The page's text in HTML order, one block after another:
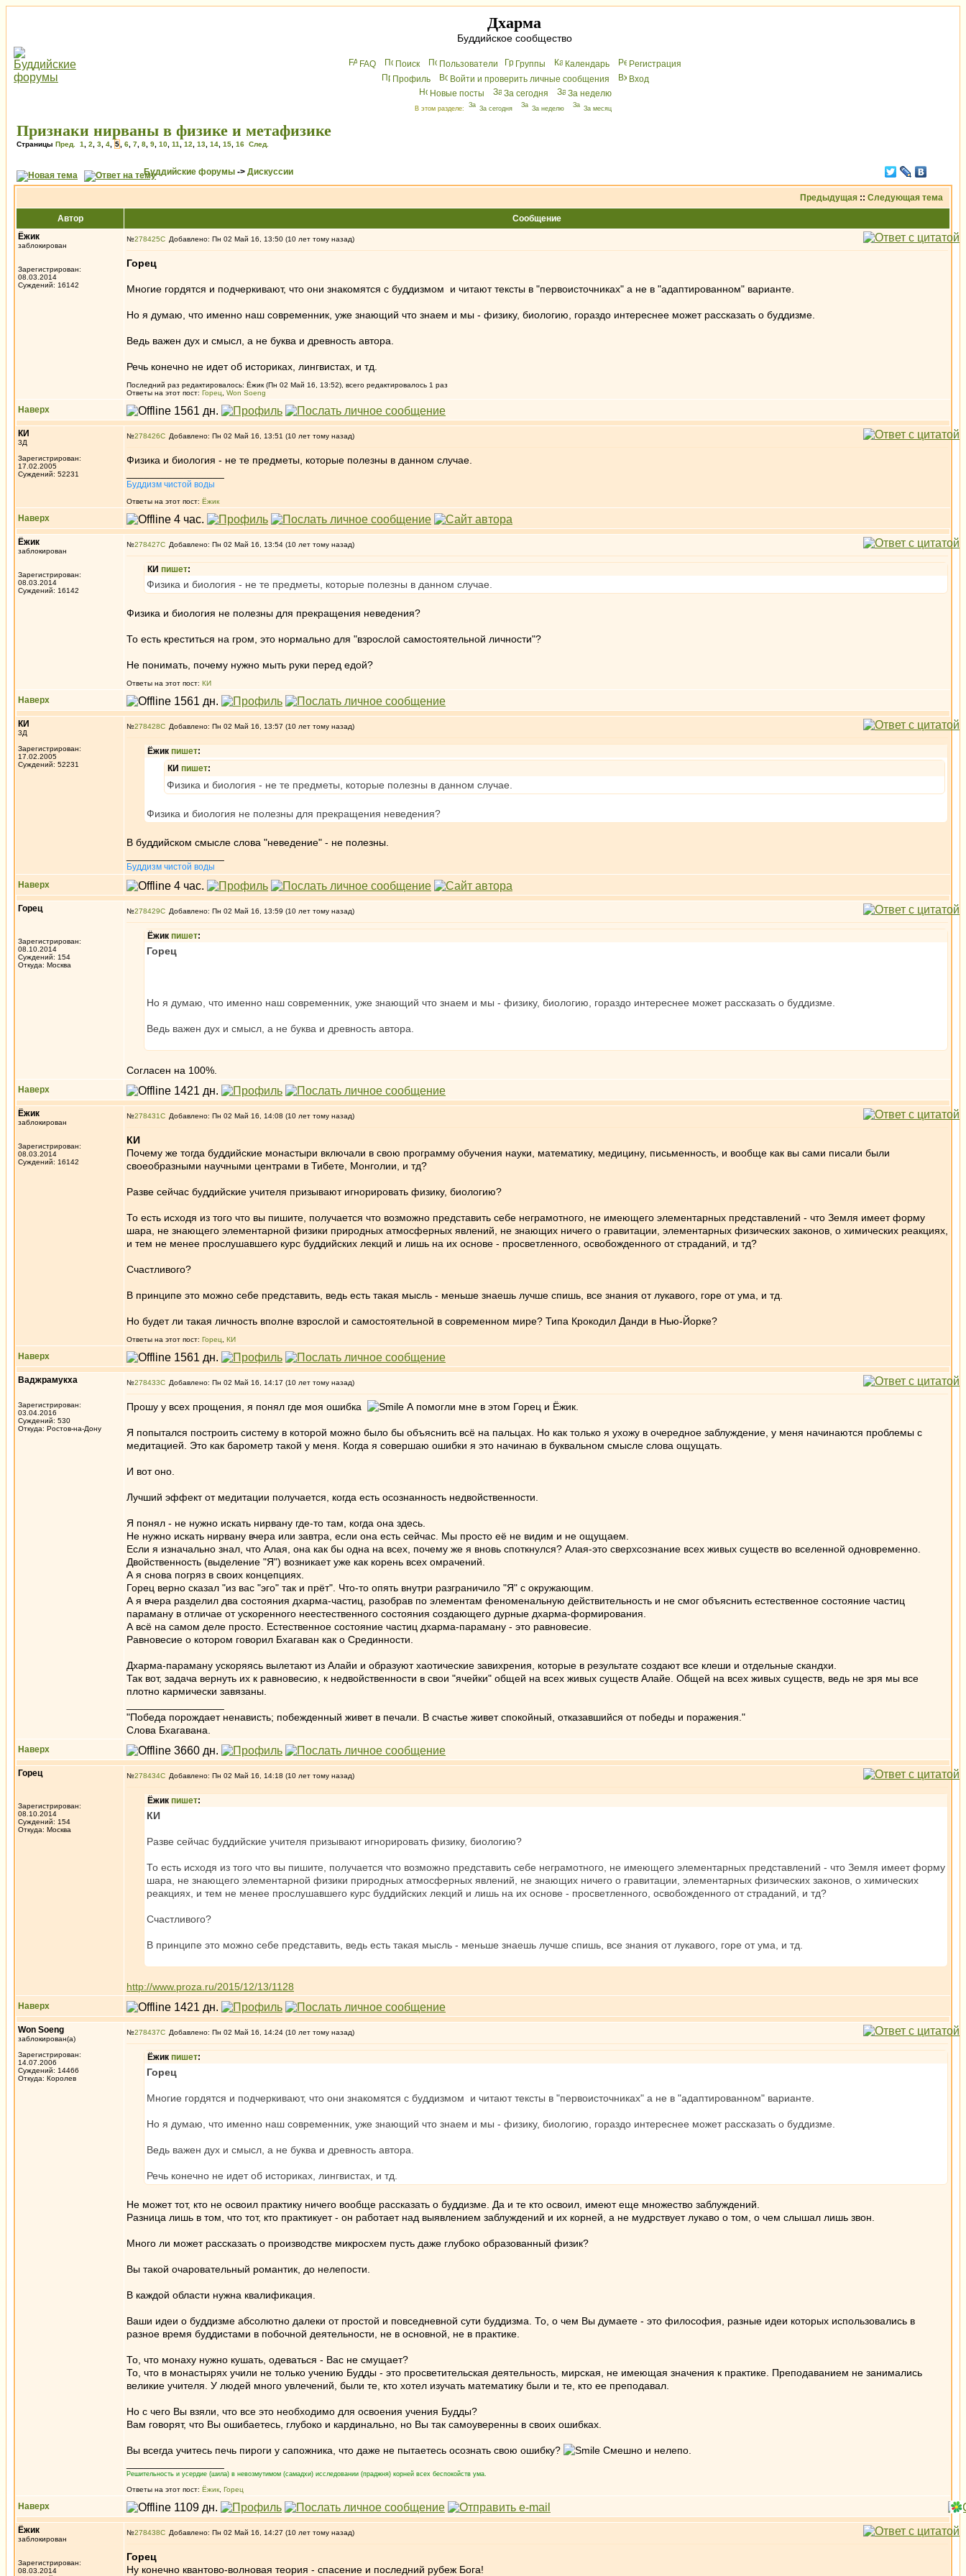
Дхарма
Буддийское сообщество
FAQ Поиск Пользователи Группы Календарь
Peгиcтрaция
Профиль
Войти и проверить личные сообщения
Вхoд
Новые посты
За сегодня За неделю
В этом разделе: За сегодня За неделю За месяц
Признаки нирваны в физике и метафизике
Страницы Пред. 1 2 3 4 5 6 7 8 9 10 11 12 13 14 15 16 След.
Буддийские форумы -> Дискуссии
Предыдущая :: Следующая тема
Автор
Сообщение
Ёжик
заблокирован
Зарегистрирован:
08.03.2014
Суждений: 16142
№278425 Добавлено: Пн 02 Май 16, 13:50 (10 лет тому назад)
Горец
Многие гордятся и подчеркивают, что они знакомятся с буддизмом и читают тексты в "первоисточниках" а не в "адаптированном" варианте.
Но я думаю, что именно наш современник, уже знающий что знаем и мы - физику, биологию, гораздо интереснее может рассказать о буддизме.
Ведь важен дух и смысл, а не буква и древность автора.
Речь конечно не идет об историках, лингвистах, и тд.
Последний раз редактировалось: Ёжик (Пн 02 Май 16, 13:52), всего редактировалось 1 раз
Ответы на этот пост: Горец Won Soeng
Наверх
КИ
3Д
Зарегистрирован:
17.02.2005
Суждений: 52231
№278426 Добавлено: Пн 02 Май 16, 13:51 (10 лет тому назад)
Физика и биология - не те предметы, которые полезны в данном случае.
Буддизм чистой воды
Ответы на этот пост: Ёжик
Наверх
Ёжик
заблокирован
Зарегистрирован:
08.03.2014
Суждений: 16142
№278427 Добавлено: Пн 02 Май 16, 13:54 (10 лет тому назад)
КИ пишет:
Физика и биология - не те предметы, которые полезны в данном случае.
Физика и биология не полезны для прекращения неведения?
То есть креститься на гром, это нормально для "взрослой самостоятельной личности"?
Не понимать, почему нужно мыть руки перед едой?
Ответы на этот пост: КИ
Наверх
КИ
3Д
Зарегистрирован:
17.02.2005
Суждений: 52231
№278428 Добавлено: Пн 02 Май 16, 13:57 (10 лет тому назад)
Ёжик пишет:
КИ пишет:
Физика и биология - не те предметы, которые полезны в данном случае.
Физика и биология не полезны для прекращения неведения?
В буддийском смысле слова "неведение" - не полезны.
Буддизм чистой воды
Наверх
Горец
Зарегистрирован:
08.10.2014
Суждений: 154
Откуда: Москва
№278429 Добавлено: Пн 02 Май 16, 13:59 (10 лет тому назад)
Ёжик пишет:
Горец
Но я думаю, что именно наш современник, уже знающий что знаем и мы - физику, биологию, гораздо интереснее может рассказать о буддизме.
Ведь важен дух и смысл, а не буква и древность автора.
Согласен на 100%.
Наверх
Ёжик
заблокирован
Зарегистрирован:
08.03.2014
Суждений: 16142
№278431 Добавлено: Пн 02 Май 16, 14:08 (10 лет тому назад)
КИ
Почему же тогда буддийские монастыри включали в свою программу обучения науки, математику, медицину, письменность, и вообще как вы сами писали были
своеобразными научными центрами в Тибете, Монголии, и тд?
Разве сейчас буддийские учителя призывают игнорировать физику, биологию?
То есть исходя из того что вы пишите, получается что возможно представить себе неграмотного, не имеющего элементарных представлений - что Земля имеет форму
шара, не знающего элементарной физики природных атмосферных явлений, не знающих ничего о гравитации, элементарных физических законов, о химических реакциях,
и тем не менее прослушавшего курс буддийских лекций и лишь на их основе - просветленного, освобожденного от страданий, и тд?
Счастливого?
В принципе это можно себе представить, ведь есть такая мысль - меньше знаешь лучше спишь, все знания от лукавого, горе от ума, и тд.
Но будет ли такая личность вполне взрослой и самостоятельной в современном мире? Типа Крокодил Данди в Нью-Йорке?
Ответы на этот пост: Горец КИ
Наверх
Ваджрамукха
Зарегистрирован:
03.04.2016
Суждений: 530
Откуда: Ростов-на-Дону
№278433 Добавлено: Пн 02 Май 16, 14:17 (10 лет тому назад)
Прошу у всех прощения, я понял где моя ошибка А помогли мне в этом Горец и Ёжик.
Я попытался построить систему в которой можно было бы объяснить всё на пальцах. Но как только я ухожу в очередное заблуждение, у меня начинаются проблемы с
медитацией. Это как барометр такой у меня. Когда я совершаю ошибки я это начинаю в буквальном смысле слова ощущать.
И вот оно.
Лучший эффект от медитации получается, когда есть осознанность недвойственности.
Я понял - не нужно искать нирвану где-то там, когда она здесь.
Не нужно искать нирвану вчера или завтра, если она есть сейчас. Мы просто её не видим и не ощущаем.
Если я изначально знал, что Алая, она как бы одна на всех, почему же я вновь споткнулся? Алая-это сверхсознание всех живых существ во вселенной одновременно.
Двойственность (выделение "Я") возникает уже как корень всех омрачений.
А я снова погряз в своих концепциях.
Горец верно сказал "из вас "эго" так и прёт". Что-то опять внутри разграничило "Я" с окружающим.
А я вчера разделил два состояния дхарма-частиц, разобрав по элементам феноменальную действительность и не смог объяснить естественное состояние частиц
параману в отличае от ускоренного неестественного состояния создающего дурные дхарма-формирования.
А всё на самом деле просто. Естественное состояние частиц дхарма-параману - это равновесие.
Равновесие о котором говорил Бхагаван как о Срединности.
Дхарма-параману ускоряясь вылетают из Алайи и образуют хаотические завихрения, которые в результате создают все клеши и отдельные скандхи.
Так вот, задача вернуть их к равновесию, к недвойственности в свои "ячейки" общей на всех живых существ Алайе. Общей на всех живых существ, ведь не зря мы все
плотно кармически завязаны.
"Победа порождает ненависть; побежденный живет в печали. В счастье живет спокойный, отказавшийся от победы и поражения."
Слова Бхагавана.
Наверх
Горец
Зарегистрирован:
08.10.2014
Суждений: 154
Откуда: Москва
№278434 Добавлено: Пн 02 Май 16, 14:18 (10 лет тому назад)
Ёжик пишет:
КИ
Разве сейчас буддийские учителя призывают игнорировать физику, биологию?
То есть исходя из того что вы пишите, получается что возможно представить себе неграмотного, не имеющего элементарных представлений - что Земля имеет форму
шара, не знающего элементарной физики природных атмосферных явлений, не знающих ничего о гравитации, элементарных физических законов, о химических
реакциях, и тем не менее прослушавшего курс буддийских лекций и лишь на их основе - просветленного, освобожденного от страданий, и тд?
Счастливого?
В принципе это можно себе представить, ведь есть такая мысль - меньше знаешь лучше спишь, все знания от лукавого, горе от ума, и тд.
http://www.proza.ru/2015/12/13/1128
Наверх
Won Soeng
заблокирован(а)
Зарегистрирован:
14.07.2006
Суждений: 14466
Откуда: Королев
№278437 Добавлено: Пн 02 Май 16, 14:24 (10 лет тому назад)
Ёжик пишет:
Горец
Многие гордятся и подчеркивают, что они знакомятся с буддизмом и читают тексты в "первоисточниках" а не в "адаптированном" варианте.
Но я думаю, что именно наш современник, уже знающий что знаем и мы - физику, биологию, гораздо интереснее может рассказать о буддизме.
Ведь важен дух и смысл, а не буква и древность автора.
Речь конечно не идет об историках, лингвистах, и тд.
Не может тот, кто не освоил практику ничего вообще рассказать о буддизме. Да и те кто освоил, имеют еще множество заблуждений.
Разница лишь в том, что тот, кто практикует - он работает над выявлением заблуждений и их корней, а не мудрствует лукаво о том, о чем слышал лишь звон.
Много ли может рассказать о производстве микросхем пусть даже глубоко образованный физик?
Вы такой очаровательный романтик, до нелепости.
В каждой области нужна квалификация.
Ваши идеи о буддизме абсолютно далеки от простой и повседневной сути буддизма. То, о чем Вы думаете - это философия, разные идеи которых использовались в
разное время буддистами в побочной деятельности, не в основной, не в практике.
То, что монаху нужно кушать, одеваться - Вас не смущает?
То, что в монастырях учили не только учению Будды - это просветительская деятельность, мирская, не имеющая значения к практике. Преподаванием не занимались
великие учителя. У людей много увлечений, были те, кто хотел изучать математику были и те, кто ее преподавал.
Но с чего Вы взяли, что все это необходимо для освоения учения Будды?
Вам говорят, что Вы ошибаетесь, глубоко и кардинально, но Вы так самоуверенны в своих ошибках.
Вы всегда учитесь печь пироги у сапожника, что даже не пытаетесь осознать свою ошибку?
Смешно и нелепо.
Решительность и усердие (шила) в невозмутимом (самадхи) исследовании (праджня) корней всех беспокойств ума.
Ответы на этот пост: Ёжик Горец
Наверх
Ёжик
заблокирован
Зарегистрирован:
08.03.2014
№278438 Добавлено: Пн 02 Май 16, 14:27 (10 лет тому назад)
Горец
Ну конечно квантово-волновая теория - спасение и последний рубеж Бога!